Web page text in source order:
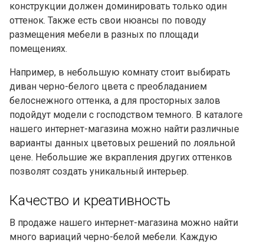
конструкции должен доминировать только один
оттенок. Также есть свои нюансы по поводу
размещения мебели в разных по площади
помещениях.
Например, в небольшую комнату стоит выбирать
диван черно-белого цвета с преобладанием
белоснежного оттенка, а для просторных залов
подойдут модели с господством темного. В каталоге
нашего интернет-магазина можно найти различные
варианты данных цветовых решений по лояльной
цене. Небольшие же вкрапления других оттенков
позволят создать уникальный интерьер.
Качество и креативность
В продаже нашего интернет-магазина можно найти
много вариаций черно-белой мебели. Каждую